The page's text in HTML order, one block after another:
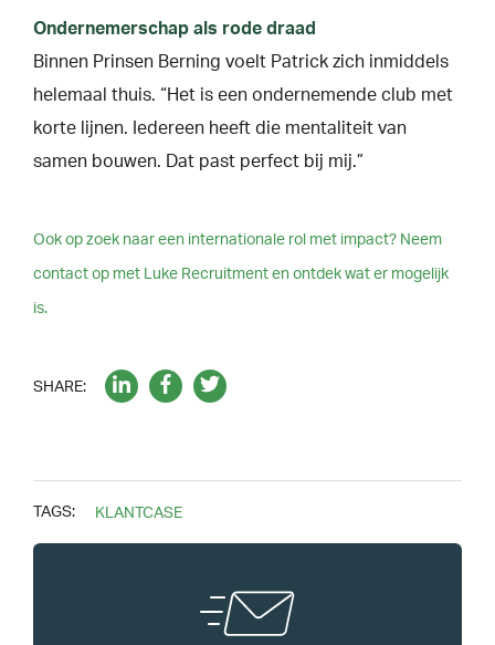
Ondernemerschap als rode draad
Binnen Prinsen Berning voelt Patrick zich inmiddels
helemaal thuis. “Het is een ondernemende club met
korte lijnen. Iedereen heeft die mentaliteit van
samen bouwen. Dat past perfect bij mij.”
Ook op zoek naar een internationale rol met impact? Neem
contact op met Luke Recruitment en ontdek wat er mogelijk
is.
SHARE:
TAGS: KLANTCASE